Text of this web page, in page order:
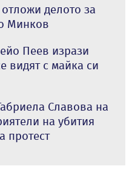
делото за
Минков
Пеев изрази
видят с майка си
Славова на
на убития
протест